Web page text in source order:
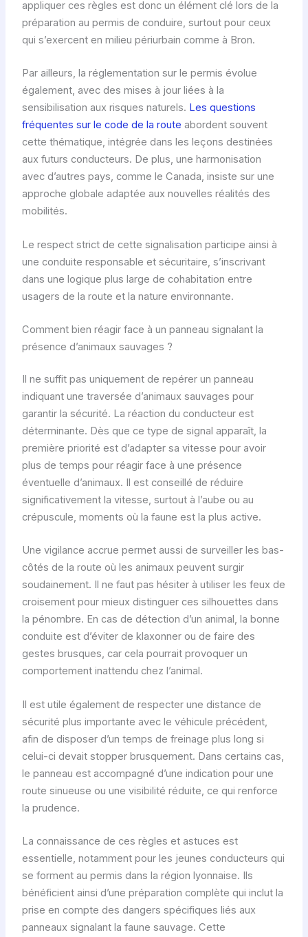
appliquer ces règles est donc un élément clé lors de la
préparation au permis de conduire, surtout pour ceux
qui s’exercent en milieu périurbain comme à Bron.
Par ailleurs, la réglementation sur le permis évolue
également, avec des mises à jour liées à la
sensibilisation aux risques naturels. Les questions
fréquentes sur le code de la route abordent souvent
cette thématique, intégrée dans les leçons destinées
aux futurs conducteurs. De plus, une harmonisation
avec d’autres pays, comme le Canada, insiste sur une
approche globale adaptée aux nouvelles réalités des
mobilités.
Le respect strict de cette signalisation participe ainsi à
une conduite responsable et sécuritaire, s’inscrivant
dans une logique plus large de cohabitation entre
usagers de la route et la nature environnante.
Comment bien réagir face à un panneau signalant la
présence d’animaux sauvages ?
Il ne suffit pas uniquement de repérer un panneau
indiquant une traversée d’animaux sauvages pour
garantir la sécurité. La réaction du conducteur est
déterminante. Dès que ce type de signal apparaît, la
première priorité est d’adapter sa vitesse pour avoir
plus de temps pour réagir face à une présence
éventuelle d’animaux. Il est conseillé de réduire
significativement la vitesse, surtout à l’aube ou au
crépuscule, moments où la faune est la plus active.
Une vigilance accrue permet aussi de surveiller les bas-
côtés de la route où les animaux peuvent surgir
soudainement. Il ne faut pas hésiter à utiliser les feux de
croisement pour mieux distinguer ces silhouettes dans
la pénombre. En cas de détection d’un animal, la bonne
conduite est d’éviter de klaxonner ou de faire des
gestes brusques, car cela pourrait provoquer un
comportement inattendu chez l’animal.
Il est utile également de respecter une distance de
sécurité plus importante avec le véhicule précédent,
afin de disposer d’un temps de freinage plus long si
celui-ci devait stopper brusquement. Dans certains cas,
le panneau est accompagné d’une indication pour une
route sinueuse ou une visibilité réduite, ce qui renforce
la prudence.
La connaissance de ces règles et astuces est
essentielle, notamment pour les jeunes conducteurs qui
se forment au permis dans la région lyonnaise. Ils
bénéficient ainsi d’une préparation complète qui inclut la
prise en compte des dangers spécifiques liés aux
panneaux signalant la faune sauvage. Cette